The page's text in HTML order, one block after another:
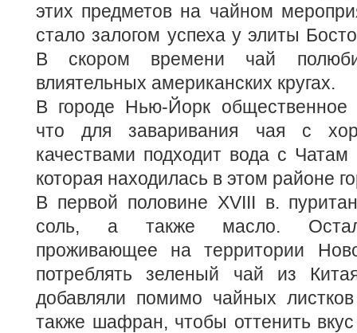
этих предметов на чайном
стало залогом успеха у элиты
В скором времени чай
влиятельных американских кругах.
В городе Нью-Йорк общественное
что для заваривания чая с
качествами подходит вода с Чатам
которая находилась в этом районе
В первой половине XVIII в.
соль, а также масло.
проживающее на территории
потреблять зеленый чай из
добавляли помимо чайных
также шафран, чтобы оттенить